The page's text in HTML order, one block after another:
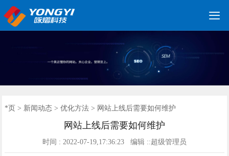

*页
网站建设
小程序开发
软件开发
网站建设优化
服务案例
建站案例
新闻动态
联系我们
*页 > 新闻动态> 优化方法> 网站上线后需要如何维护
网站上线后需要如何维护
时间 : 2022-07-19,17:36:23 编辑 ::超级管理员